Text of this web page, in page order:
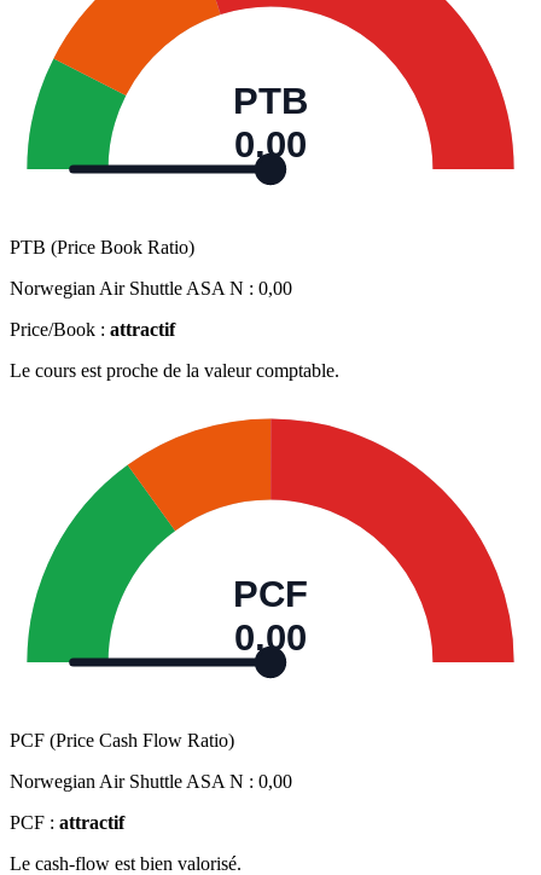
PTB
0,00
PTB (Price Book Ratio)
Norwegian Air Shuttle ASA N : 0,00
Price/Book : attractif
Le cours est proche de la valeur comptable.
PCF
0,00
PCF (Price Cash Flow Ratio)
Norwegian Air Shuttle ASA N : 0,00
PCF : attractif
Le cash-flow est bien valorisé.